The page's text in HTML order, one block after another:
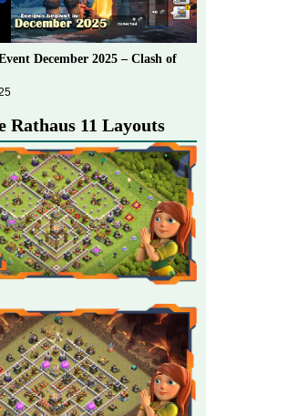
December 2025 – Clash of
Rathaus 11 Layouts